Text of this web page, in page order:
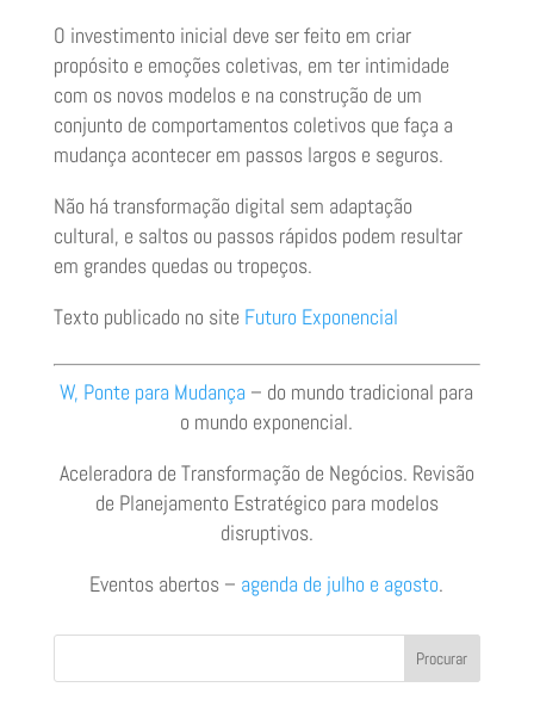
O investimento inicial deve ser feito em criar
propósito e emoções coletivas, em ter intimidade
com os novos modelos e na construção de um
conjunto de comportamentos coletivos que faça a
mudança acontecer em passos largos e seguros.
Não há transformação digital sem adaptação
cultural, e saltos ou passos rápidos podem resultar
em grandes quedas ou tropeços.
Texto publicado no site Futuro Exponencial
W, Ponte para Mudança – do mundo tradicional para
o mundo exponencial.
Aceleradora de Transformação de Negócios. Revisão
de Planejamento Estratégico para modelos
disruptivos.
Eventos abertos – agenda de julho e agosto.
Procurar